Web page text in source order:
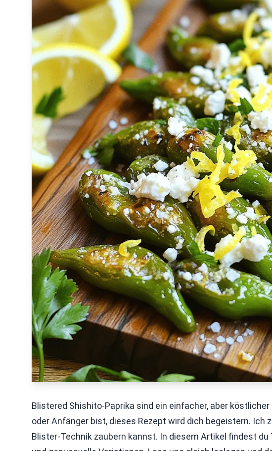
Blistered Shishito-Paprika sind ein einfacher, aber köstlicher
oder Anfänger bist, dieses Rezept wird dich begeistern. Ich
Blister-Technik zaubern kannst. In diesem Artikel findest